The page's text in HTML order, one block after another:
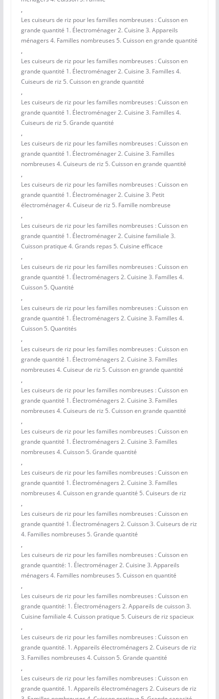
,
Les cuiseurs de riz pour les familles nombreuses : Cuisson en
grande quantité 1. Électroménager 2. Cuisine 3. Appareils
ménagers 4. Familles nombreuses 5. Cuisson en grande quantité
,
Les cuiseurs de riz pour les familles nombreuses : Cuisson en
grande quantité 1. Électroménager 2. Cuisine 3. Familles 4.
Cuiseurs de riz 5. Cuisson en grande quantité
,
Les cuiseurs de riz pour les familles nombreuses : Cuisson en
grande quantité 1. Électroménager 2. Cuisine 3. Familles 4.
Cuiseurs de riz 5. Grande quantité
,
Les cuiseurs de riz pour les familles nombreuses : Cuisson en
grande quantité 1. Électroménager 2. Cuisine 3. Familles
nombreuses 4. Cuiseurs de riz 5. Cuisson en grande quantité
,
Les cuiseurs de riz pour les familles nombreuses : Cuisson en
grande quantité 1. Électroménager 2. Cuisine 3. Petit
électroménager 4. Cuiseur de riz 5. Famille nombreuse
,
Les cuiseurs de riz pour les familles nombreuses : Cuisson en
grande quantité 1. Électroménager 2. Cuisine familiale 3.
Cuisson pratique 4. Grands repas 5. Cuisine efficace
,
Les cuiseurs de riz pour les familles nombreuses : Cuisson en
grande quantité 1. Électroménagers 2. Cuisine 3. Familles 4.
Cuisson 5. Quantité
,
Les cuiseurs de riz pour les familles nombreuses : Cuisson en
grande quantité 1. Électroménagers 2. Cuisine 3. Familles 4.
Cuisson 5. Quantités
,
Les cuiseurs de riz pour les familles nombreuses : Cuisson en
grande quantité 1. Électroménagers 2. Cuisine 3. Familles
nombreuses 4. Cuiseur de riz 5. Cuisson en grande quantité
,
Les cuiseurs de riz pour les familles nombreuses : Cuisson en
grande quantité 1. Électroménagers 2. Cuisine 3. Familles
nombreuses 4. Cuiseurs de riz 5. Cuisson en grande quantité
,
Les cuiseurs de riz pour les familles nombreuses : Cuisson en
grande quantité 1. Électroménagers 2. Cuisine 3. Familles
nombreuses 4. Cuisson 5. Grande quantité
,
Les cuiseurs de riz pour les familles nombreuses : Cuisson en
grande quantité 1. Électroménagers 2. Cuisine 3. Familles
nombreuses 4. Cuisson en grande quantité 5. Cuiseurs de riz
,
Les cuiseurs de riz pour les familles nombreuses : Cuisson en
grande quantité 1. Électroménagers 2. Cuisson 3. Cuiseurs de riz
4. Familles nombreuses 5. Grande quantité
,
Les cuiseurs de riz pour les familles nombreuses : Cuisson en
grande quantité: 1. Électroménager 2. Cuisine 3. Appareils
ménagers 4. Familles nombreuses 5. Cuisson en quantité
,
Les cuiseurs de riz pour les familles nombreuses : Cuisson en
grande quantité: 1. Électroménagers 2. Appareils de cuisson 3.
Cuisine familiale 4. Cuisson pratique 5. Cuiseurs de riz spacieux
,
Les cuiseurs de riz pour les familles nombreuses : Cuisson en
grande quantité. 1. Appareils électroménagers 2. Cuiseurs de riz
3. Familles nombreuses 4. Cuisson 5. Grande quantité
,
Les cuiseurs de riz pour les familles nombreuses : Cuisson en
grande quantité. 1. Appareils électroménagers 2. Cuiseurs de riz